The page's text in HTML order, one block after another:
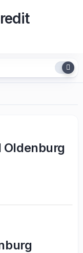
Oldenburg